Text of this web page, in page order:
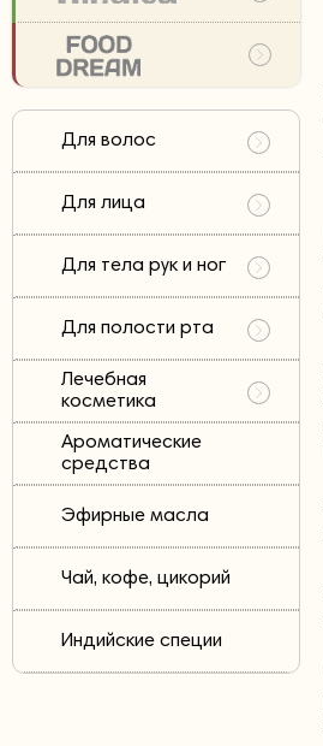
Для волос
Для лица
Для тела рук и ног
Для полости рта
Лечебная
косметика
Ароматические
средства
Эфирные масла
Чай, кофе, цикорий
Индийские специи